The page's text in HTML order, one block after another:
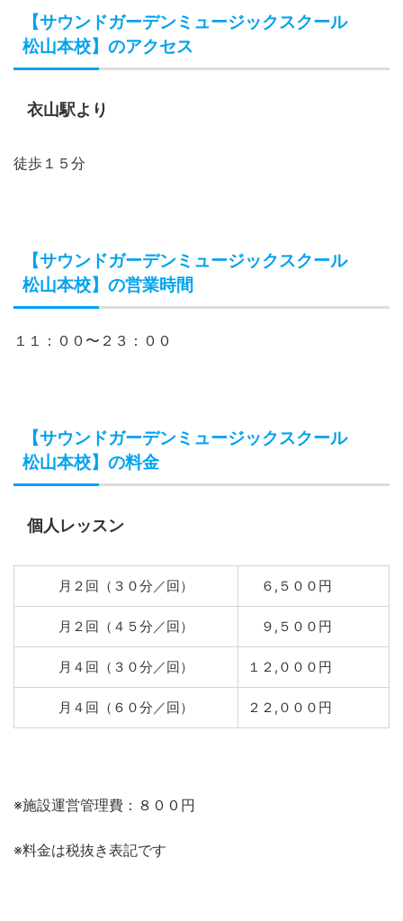
【サウンドガーデンミュージックスクール
松山本校】のアクセス
衣山駅より
徒歩１５分
【サウンドガーデンミュージックスクール
松山本校】の営業時間
１１：００〜２３：００
【サウンドガーデンミュージックスクール
松山本校】の料金
個人レッスン
月２回（３０分／回） ６,５００円
月２回（４５分／回） ９,５００円
月４回（３０分／回） １２,０００円
月４回（６０分／回） ２２,０００円
※施設運営管理費：８００円
※料金は税抜き表記です